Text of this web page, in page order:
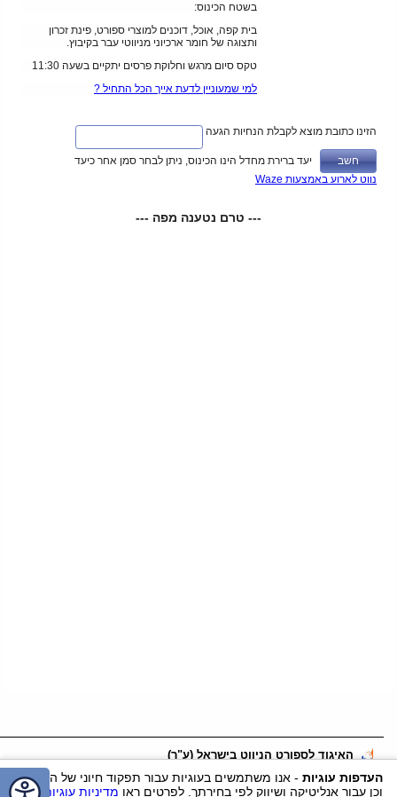
בשטח הכינוס:
בית קפה, אוכל, דוכנים למוצרי ספורט, פינת זכרון
ותצוגה של חומר ארכיוני מניווטי עבר בקיבוץ.
טקס סיום מרגש וחלוקת פרסים יתקיים בשעה 11:30
למי שמעוניין לדעת אייך הכל התחיל ?
הזינו כתובת מוצא לקבלת הנחיות הגעה
יעד ברירת מחדל הינו הכינוס, ניתן לבחר סמן אחר כיעד
נווט לארוע באמצעות Waze
--- טרם נטענה מפה ---
האיגוד לספורט הניווט בישראל (ע"ר)
055-2456562
ווטסאפ
העדפות עוגיות - אנו משתמשים בעוגיות עבור תפקוד חיוני של האתר
וכן עבור אנליטיקה ושיווק לפי בחירתך. לפרטים ראו מדיניות עוגיות .